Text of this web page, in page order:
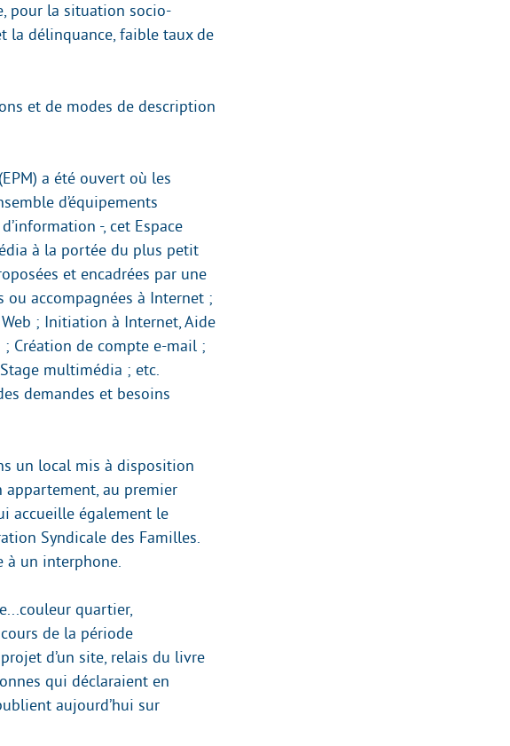
pour la situation socio-
la délinquance, faible taux de
et de modes de description
a été ouvert où les
d’équipements
-, cet Espace
à la portée du plus petit
et encadrées par une
accompagnées à Internet ;
; Initiation à Internet, Aide
Création de compte e-mail ;
multimédia ; etc.
demandes et besoins
un local mis à disposition
appartement, au premier
accueille également le
Syndicale des Familles.
à un interphone.
quartier,
de la période
d’un site, relais du livre
qui déclaraient en
aujourd’hui sur